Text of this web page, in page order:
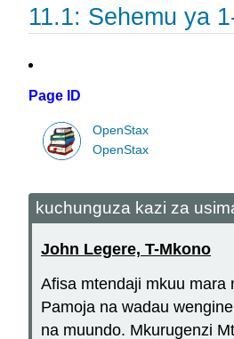
11.1: Sehemu ya
Page ID
OpenStax
OpenStax
kuchunguza kazi za
John Legere, T-Mkono
Afisa mtendaji mkuu mara
Pamoja na wadau
na muundo. Mkurugenzi